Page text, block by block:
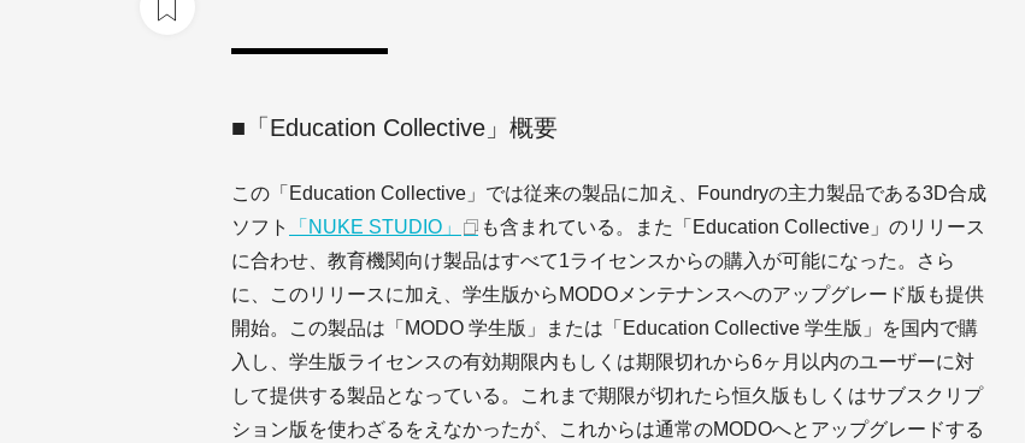
■「Education Collective」概要
この「Education Collective」では従来の製品に加え、Foundryの主力製品である3D合成
ソフト
「NUKE STUDIO」
も含まれている。また「Education Collective」のリリース
に合わせ、教育機関向け製品はすべて1ライセンスからの購入が可能になった。さら
に、このリリースに加え、学生版からMODOメンテナンスへのアップグレード版も提供
開始。この製品は「MODO 学生版」または「Education Collective 学生版」を国内で購
入し、学生版ライセンスの有効期限内もしくは期限切れから6ヶ月以内のユーザーに対
して提供する製品となっている。これまで期限が切れたら恒久版もしくはサブスクリプ
ション版を使わざるをえなかったが、これからは通常のMODOへとアップグレードする